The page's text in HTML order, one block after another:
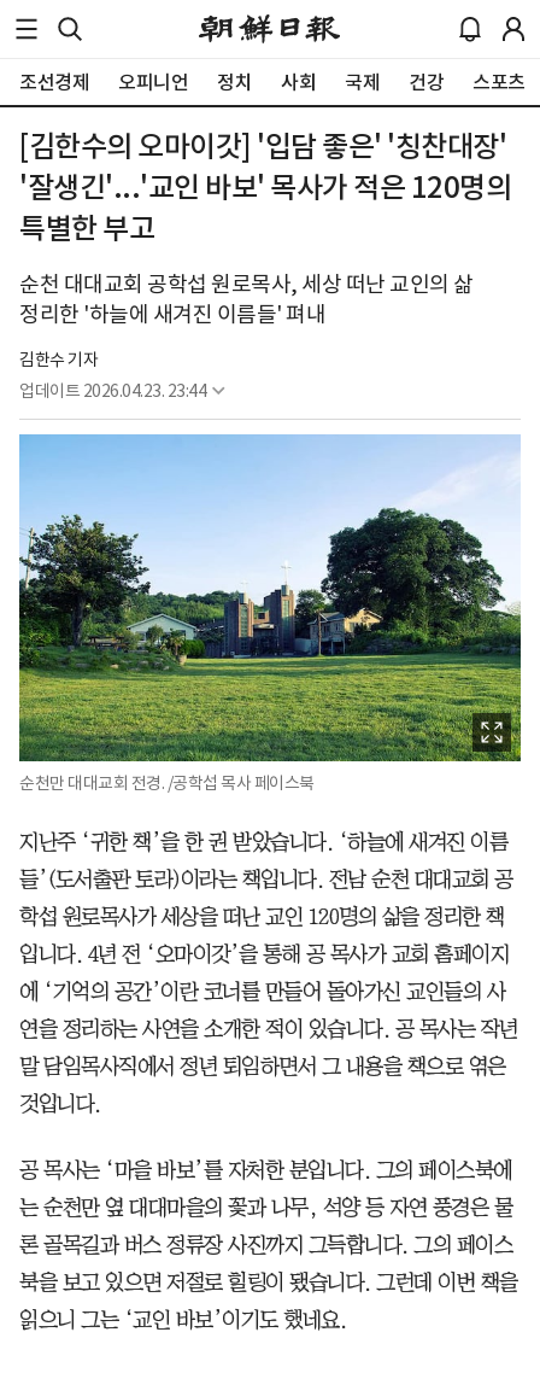
조선경제 오피니언 정치 사회 국제 건강 스포츠
[김한수의 오마이갓] '입담 좋은' '칭찬대장'
'잘생긴'...'교인 바보' 목사가 적은 120명의
특별한 부고
순천 대대교회 공학섭 원로목사, 세상 떠난 교인의 삶
정리한 '하늘에 새겨진 이름들' 펴내
김한수 기자
업데이트 2026.04.23. 23:44
순천만 대대교회 전경. /공학섭 목사 페이스북
지난주 ‘귀한 책’을 한 권 받았습니다. ‘하늘에 새겨진 이름
들’(도서출판 토라)이라는 책입니다. 전남 순천 대대교회 공
학섭 원로목사가 세상을 떠난 교인 120명의 삶을 정리한 책
입니다. 4년 전 ‘오마이갓’을 통해 공 목사가 교회 홈페이지
에 ‘기억의 공간’이란 코너를 만들어 돌아가신 교인들의 사
연을 정리하는 사연을 소개한 적이 있습니다. 공 목사는 작년
말 담임목사직에서 정년 퇴임하면서 그 내용을 책으로 엮은
것입니다.
공 목사는 ‘마을 바보’를 자처한 분입니다. 그의 페이스북에
는 순천만 옆 대대마을의 꽃과 나무, 석양 등 자연 풍경은 물
론 골목길과 버스 정류장 사진까지 그득합니다. 그의 페이스
북을 보고 있으면 저절로 힐링이 됐습니다. 그런데 이번 책을
읽으니 그는 ‘교인 바보’이기도 했네요.